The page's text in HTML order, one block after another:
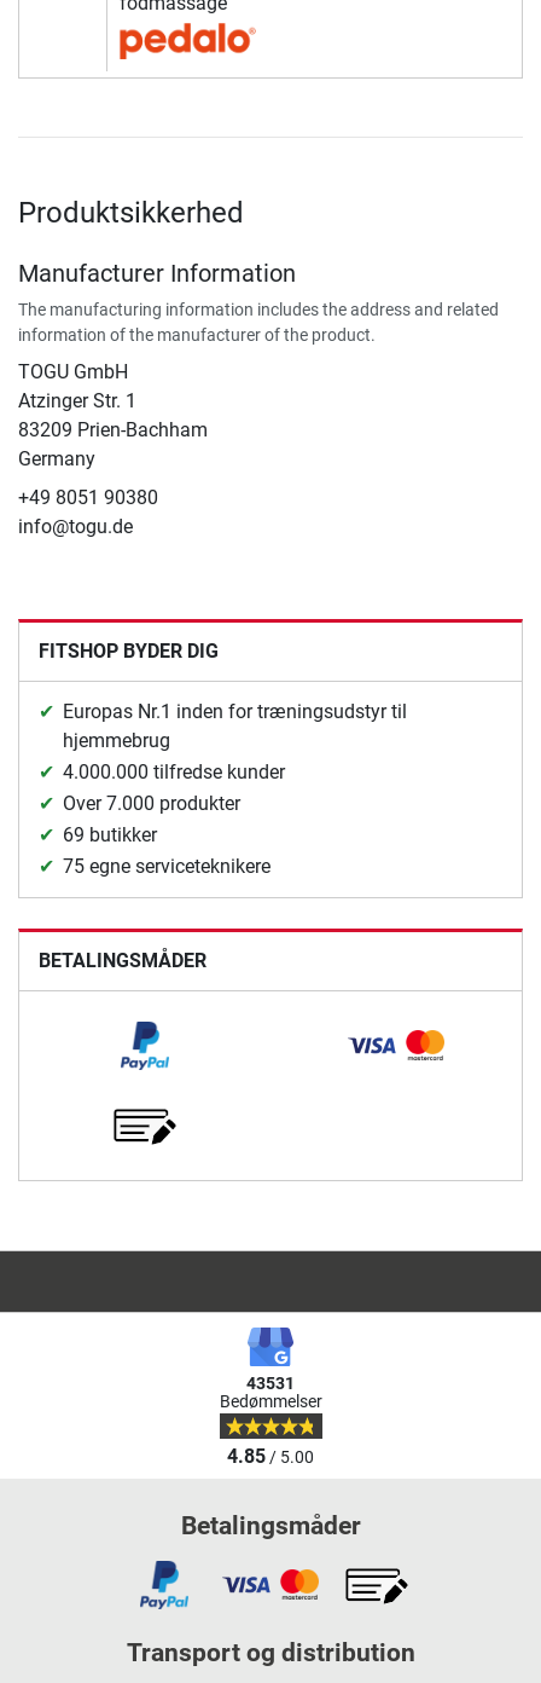
Produktsikkerhed
Manufacturer Information
The manufacturing information includes the address and related
information of the manufacturer of the product.
TOGU GmbH
Atzinger Str. 1
83209 Prien-Bachham
Germany
+49 8051 90380
info@togu.de
FITSHOP BYDER DIG
Europas Nr.1 inden for træningsudstyr til
hjemmebrug
4.000.000 tilfredse kunder
Over 7.000 produkter
69 butikker
75 egne serviceteknikere
BETALINGSMÅDER
43531
Bedømmelser
4.85/ 5.00
Betalingsmåder
Transport og distribution